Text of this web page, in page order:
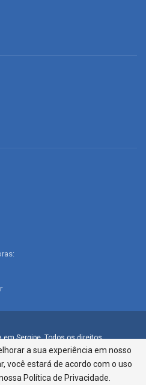
Sergipe. Todos os direitos
Silveira 276, Bairro São José |
Fone: 79.2106.8000 - CI Centro de
a sua experiência em nosso
você estará de acordo com o uso
Política de Privacidade.